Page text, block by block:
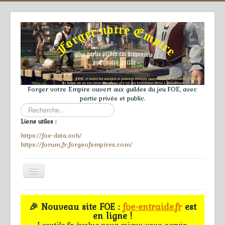
Forger votre Empire ouvert aux guildes du jeu FOE, avec
partie privée et public.
Rechercher
Liens utiles :
https://foe-data.ovh/
https://forum.fr.forgeofempires.com/
Toggle
Navigation
≡
Accueil
🎉 Nouveau site FOE :foe-entraide.frest
en ligne !